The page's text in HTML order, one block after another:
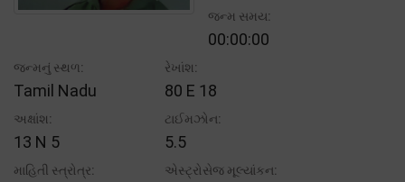
જન્મ સમય:
00:00:00
જન્મનું સ્થળ:
Tamil Nadu
રેખાંશ:
80 E 18
અક્ષાંશ:
13 N 5
ટાઈમઝોન:
5.5
માહિતી સ્ત્રોત્ર: એસ્ટ્રોસેજ મૂલ્યાંકન: